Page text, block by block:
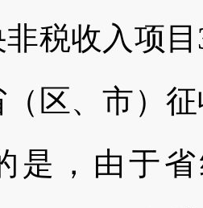
税收入项
区、市）
是，由于